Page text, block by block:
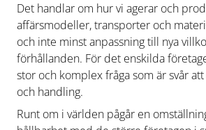
Det handlar om hur vi agerar och
affärsmodeller, transporter och
och inte minst anpassning till nya
förhållanden. För det enskilda
stor och komplex fråga som är svår
och handling.
Runt om i världen pågår en